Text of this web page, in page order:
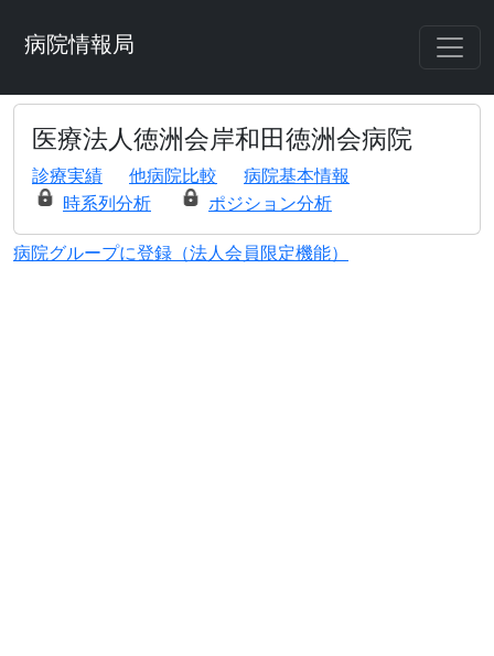
病院情報局
医療法人徳洲会岸和田徳洲会病院
診療実績 他病院比較
病院基本情報
時系列分析
ポジション分析
病院グループに登録（法人会員限定機能）